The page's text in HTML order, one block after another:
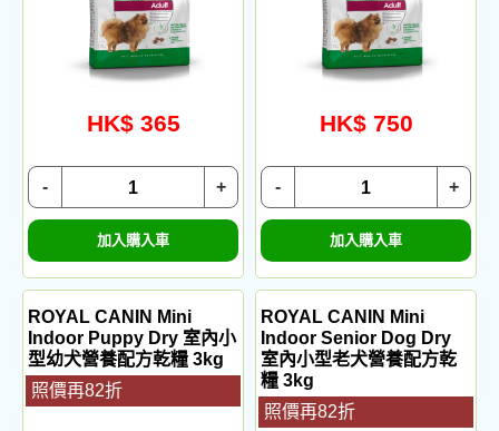
HK$ 365
+
-
加入購入車
HK$ 750
+
-
加入購入車
ROYAL CANIN Mini
Indoor Puppy Dry 室內小
型幼犬營養配方乾糧 3kg
照價再82折
ROYAL CANIN Mini
Indoor Senior Dog Dry
室內小型老犬營養配方乾
糧 3kg
照價再82折